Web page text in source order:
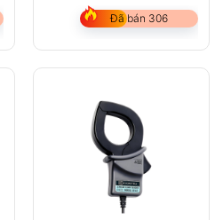
Đã bán 306